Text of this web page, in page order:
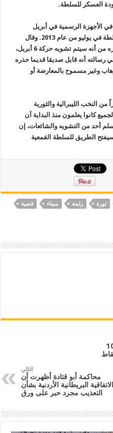
العسكر للسلطة.
الأجهزة الرسمية في أبريل
الماضي وأكد له أن الجيش سيعور للسلطة في يوليو من عام 2013. وقال
ماهر في رسالته إن الشخص الأخير حذره من أنه سيتم تشويه حركة 6 أبريل،
رسالته أنه قابل صديقا قديما حذره
وغير مسموح بالمعارضة أو
النخب الليبرالية والثورية
كانوا يعلمون منذ البداية أن
أحد من التشويه والشائعات، إن
الطريق للسلطة القمعية
ثورة رابعة سيناء
قضية
مستمر . . الأحد 10
التالي
محاكمة أبو قتادة أظهرت أن
الاتفاقية البريطانية الأردنية بشأن
التعذيب مجرد حبر على ورق